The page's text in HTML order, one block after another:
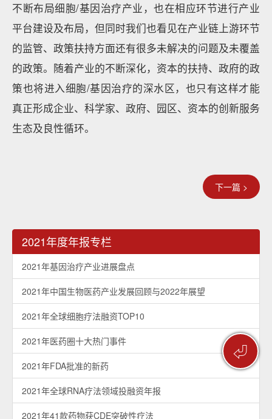
⏎
不断布局细胞/基因治疗产业，也在相应环节进行产业
平台建设及布局，但同时我们也看见在产业链上游环节
的监管、政策扶持方面还有很多未解决的问题及未覆盖
的政策。随着产业的不断深化，资本的扶持、政府的政
策也将进入细胞/基因治疗的深水区，也只有这样才能
真正形成企业、科学家、政府、园区、资本的创新服务
生态及良性循环。
下一篇 >
2021年度年报专栏
2021年基因治疗产业进展盘点
2021年中国生物医药产业发展回顾与2022年展望
2021年全球细胞疗法融资TOP10
2021年医药圈十大热门事件
2021年FDA批准的新药
2021年全球RNA疗法领域投融资年报
2021年41款药物获CDE突破性疗法